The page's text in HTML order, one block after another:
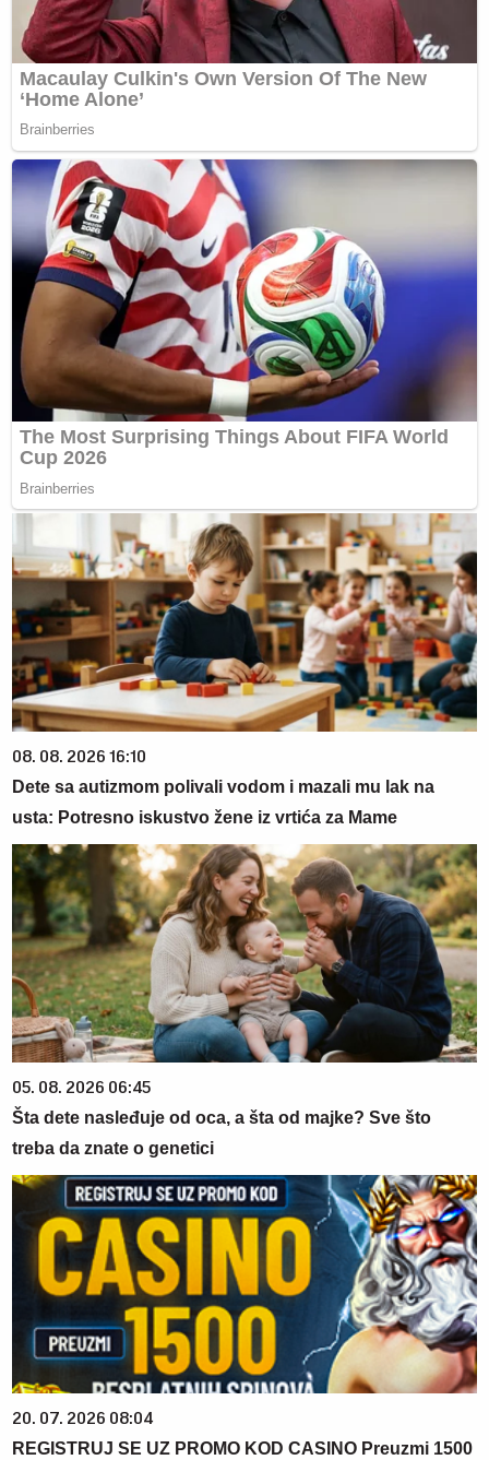
08. 08. 2026 16:10
Dete sa autizmom polivali vodom i mazali mu lak na
usta: Potresno iskustvo žene iz vrtića za Mame
05. 08. 2026 06:45
Šta dete nasleđuje od oca, a šta od majke? Sve što
treba da znate o genetici
20. 07. 2026 08:04
REGISTRUJ SE UZ PROMO KOD CASINO Preuzmi 1500